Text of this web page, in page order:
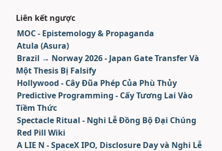
Liên kết ngược
MOC - Epistemology & Propaganda
Atula (Asura)
Brazil → Norway 2026 - Japan Gate Transfer Và
Một Thesis Bị Falsify
Hollywood - Cây Đũa Phép Của Phù Thủy
Predictive Programming - Cấy Tương Lai Vào
Tiềm Thức
Spectacle Ritual - Nghi Lễ Đồng Bộ Đại Chúng
Red Pill Wiki
A LIE N - SpaceX IPO, Disclosure Day và Nghi Lễ